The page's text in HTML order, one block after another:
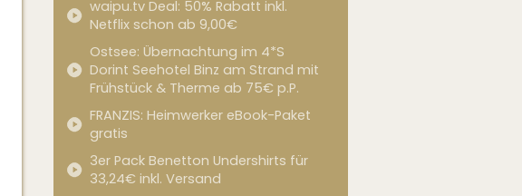
waipu.tv Deal: 50% Rabatt inkl.
Netflix schon ab 9,00€
Ostsee: Übernachtung im 4*S
Dorint Seehotel Binz am Strand mit
Frühstück & Therme ab 75€ p.P.
FRANZIS: Heimwerker eBook-Paket
gratis
3er Pack Benetton Undershirts für
33,24€ inkl. Versand